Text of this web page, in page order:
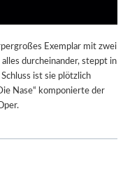
H
T
Exemplar mit zwei
durcheinander, steppt in
ist sie plötzlich
Nase“ komponierte der